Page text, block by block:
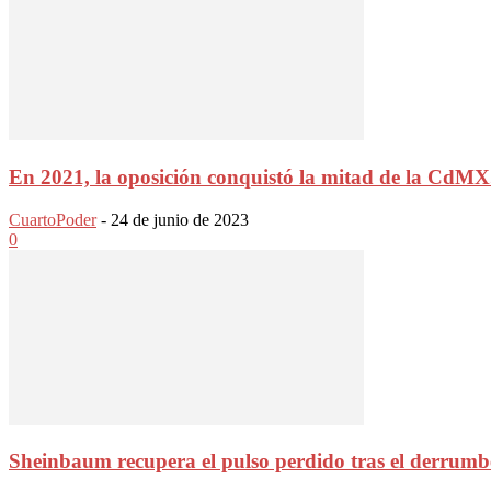
En 2021, la oposición conquistó la mitad de la
CuartoPoder - 24 de junio de 2023
0
Sheinbaum recupera el pulso perdido tras el